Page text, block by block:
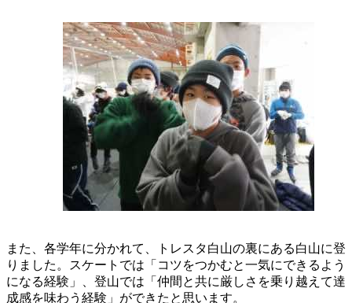
また、各学年に分かれて、トレスタ白山の裏にある白山に登
りました。
スケートでは「コツをつかむと一気にできるよう
になる経験」、登山では「仲間と共に厳しさを乗り越えて達
成感を味わう経験」ができたと思います。